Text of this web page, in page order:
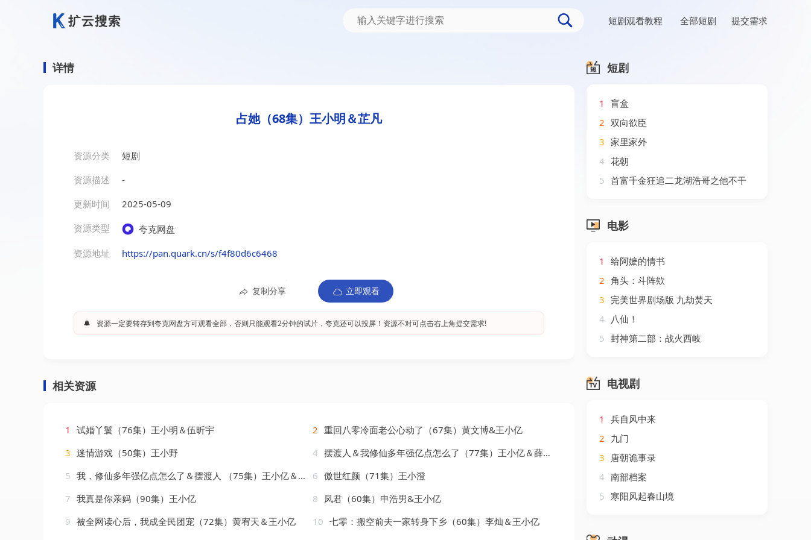
短剧观看教程 全部短剧 提交需求
详情
占她（68集）王小明＆芷凡
资源分类
短剧
资源描述
-
更新时间
2025-05-09
资源类型
夸克网盘
资源地址
https://pan.quark.cn/s/f4f80d6c6468
复制分享 立即观看
🔔 资源一定要转存到夸克网盘方可观看全部，否则只能观看2分钟的试片，夸克还可以投屏！资源不对可点击右上角提交需求!
相关资源
1 试婚丫鬟（76集）王小明＆伍昕宇 2 重回八零冷面老公心动了（67集）黄文博&王小亿
3 迷情游戏（50集）王小野 4 摆渡人＆我修仙多年强亿点怎么了（77集）王小亿＆薛滨泓
5 我，修仙多年强亿点怎么了＆摆渡人 （75集）王小亿＆薛滨泓 6 傲世红颜（71集）王小澄
7 我真是你亲妈（90集）王小亿 8
凤君（60集）申浩男&王小亿
9 被全网读心后，我成全民团宠（72集）黄宥天＆王小亿 10 七零：搬空前夫一家转身下乡（60集）李灿＆王小亿
短剧
1
盲盒
2 双向欲臣
3 家里家外
4 花朝
5 首富千金狂追二龙湖浩哥之他不干
电影
1
给阿嬷的情书
2 角头：斗阵欸
3 完美世界剧场版 九劫焚天
4
八仙！
5 封神第二部：战火西岐
电视剧
1
兵自风中来
2 九门
3 唐朝诡事录
4 南部档案
5 寒阳风起春山境